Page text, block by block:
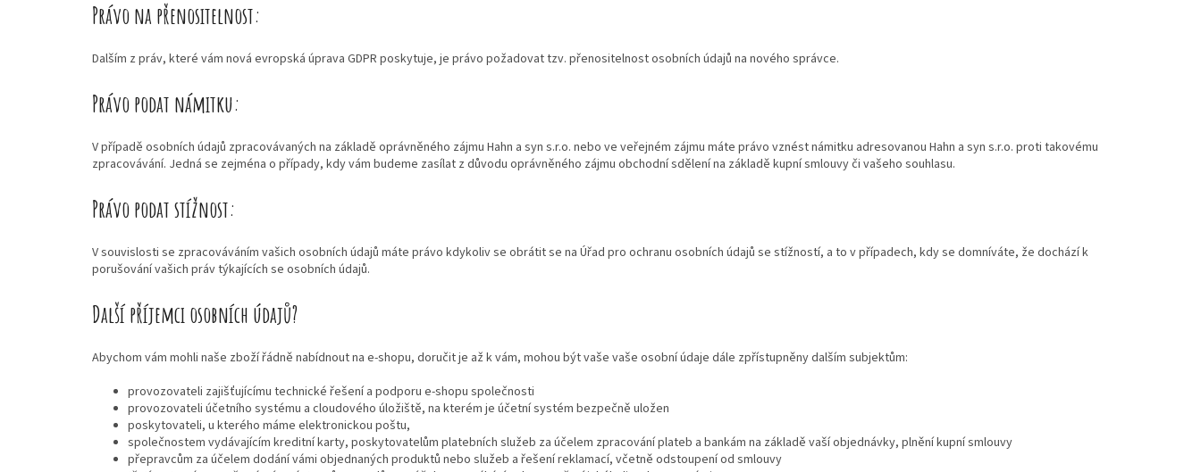
Právo na přenositelnost:
Dalším z práv, které vám nová evropská úprava GDPR poskytuje, je právo požadovat tzv. přenositelnost osobních údajů na nového správce.
Právo podat námitku:
V případě osobních údajů zpracovávaných na základě oprávněného zájmu Hahn a syn s.r.o. nebo ve veřejném zájmu máte právo vznést námitku adresovanou Hahn a syn s.r.o. proti takovému
zpracovávání. Jedná se zejména o případy, kdy vám budeme zasílat z důvodu oprávněného zájmu obchodní sdělení na základě kupní smlouvy či vašeho souhlasu.
Právo podat stížnost:
V souvislosti se zpracováváním vašich osobních údajů máte právo kdykoliv se obrátit se na Úřad pro ochranu osobních údajů se stížností, a to v případech, kdy se domníváte, že dochází k
porušování vašich práv týkajících se osobních údajů.
Další příjemci osobních údajů?
Abychom vám mohli naše zboží řádně nabídnout na e-shopu, doručit je až k vám, mohou být vaše vaše osobní údaje dále zpřístupněny dalším subjektům:
provozovateli zajišťujícímu technické řešení a podporu e-shopu společnosti
provozovateli účetního systému a cloudového úložiště, na kterém je účetní systém bezpečně uložen
poskytovateli, u kterého máme elektronickou poštu,
společnostem vydávajícím kreditní karty, poskytovatelům platebních služeb za účelem zpracování plateb a bankám na základě vaší objednávky, plnění kupní smlouvy
přepravcům za účelem dodání vámi objednaných produktů nebo služeb a řešení reklamací, včetně odstoupení od smlouvy